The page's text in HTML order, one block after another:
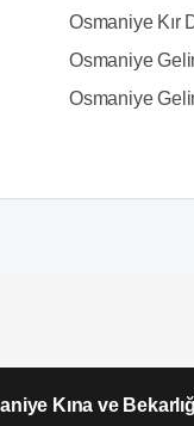
Osmaniye Kır
Osmaniye
Osmaniye
Kına ve